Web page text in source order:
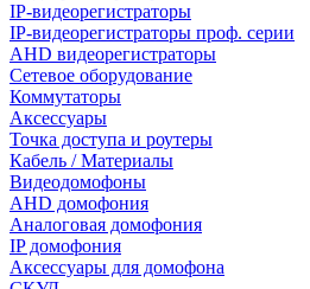
IP-видеорегистраторы
IP-видеорегистраторы проф. серии
AHD видеорегистраторы
Сетевое оборудование
Коммутаторы
Аксессуары
Точка доступа и роутеры
Кабель / Материалы
Видеодомофоны
AHD домофония
Аналоговая домофония
IP домофония
Аксессуары для домофона